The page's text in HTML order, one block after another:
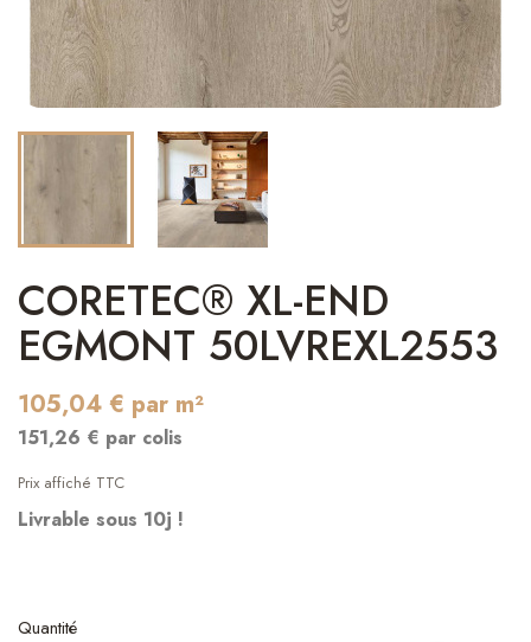
CORETEC® XL-END
EGMONT 50LVREXL2553
105,04 € par m²
151,26 € par colis
Prix affiché TTC
Livrable sous 10j !
Quantité